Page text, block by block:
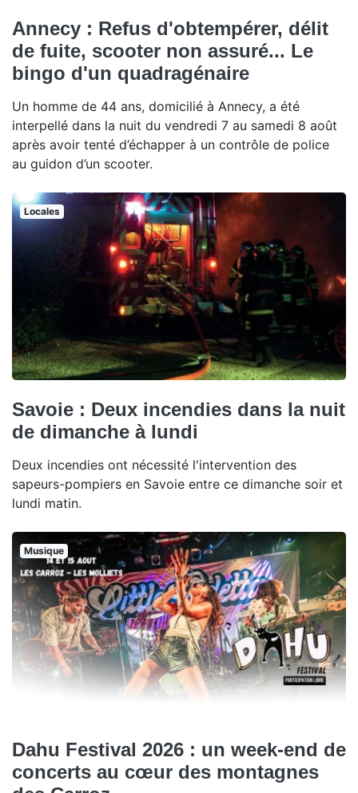
Annecy : Refus d'obtempérer, délit
de fuite, scooter non assuré... Le
bingo d'un quadragénaire
Un homme de 44 ans, domicilié à Annecy, a été
interpellé dans la nuit du vendredi 7 au samedi 8 août
après avoir tenté d’échapper à un contrôle de police
au guidon d’un scooter.
Locales
Savoie : Deux incendies dans la nuit
de dimanche à lundi
Deux incendies ont nécessité l'intervention des
sapeurs-pompiers en Savoie entre ce dimanche soir et
lundi matin.
Musique
Dahu Festival 2026 : un week-end de
concerts au cœur des montagnes